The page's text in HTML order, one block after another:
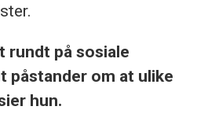
rundt på sosiale
påstander om at ulike
hun.